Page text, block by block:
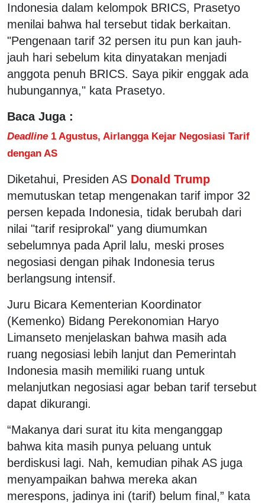
Indonesia dalam kelompok BRICS, Prasetyo
menilai bahwa hal tersebut tidak berkaitan.
"Pengenaan tarif 32 persen itu pun kan jauh-
jauh hari sebelum kita dinyatakan menjadi
anggota penuh BRICS. Saya pikir enggak ada
hubungannya," kata Prasetyo.
Baca Juga :
Deadline 1 Agustus, Airlangga Kejar Negosiasi Tarif
dengan AS
Diketahui, Presiden AS Donald Trump
memutuskan tetap mengenakan tarif impor 32
persen kepada Indonesia, tidak berubah dari
nilai "tarif resiprokal" yang diumumkan
sebelumnya pada April lalu, meski proses
negosiasi dengan pihak Indonesia terus
berlangsung intensif.
Juru Bicara Kementerian Koordinator
(Kemenko) Bidang Perekonomian Haryo
Limanseto menjelaskan bahwa masih ada
ruang negosiasi lebih lanjut dan Pemerintah
Indonesia masih memiliki ruang untuk
melanjutkan negosiasi agar beban tarif tersebut
dapat dikurangi.
“Makanya dari surat itu kita menganggap
bahwa kita masih punya peluang untuk
berdiskusi lagi. Nah, kemudian pihak AS juga
menyampaikan bahwa mereka akan
merespons, jadinya ini (tarif) belum final,” kata